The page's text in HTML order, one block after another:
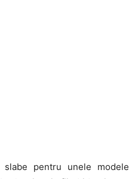
slabe pentru unele modele